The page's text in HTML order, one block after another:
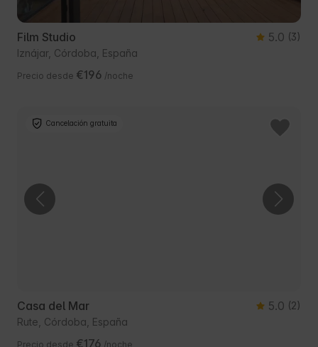
Film Studio 5.0 (3)
Iznájar, Córdoba, España
Precio desde €196 /noche
Cancelación gratuita
Casa del Mar 5.0 (2)
Rute, Córdoba, España
Precio desde €176 /noche